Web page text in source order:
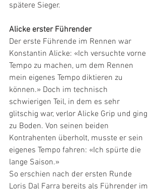
spätere Sieger.
Alicke erster Führender
Der erste Führende im Rennen war
Konstantin Alicke: «Ich versuchte vorne
Tempo zu machen, um dem Rennen
mein eigenes Tempo diktieren zu
können.» Doch im technisch
schwierigen Teil, in dem es sehr
glitschig war, verlor Alicke Grip und ging
zu Boden. Von seinen beiden
Kontrahenten überholt, musste er sein
eigenes Tempo fahren: «Ich spürte die
lange Saison.»
So erschien nach der ersten Runde
Loris Dal Farra bereits als Führender im